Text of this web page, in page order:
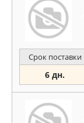
Срок поставки
6 дн.